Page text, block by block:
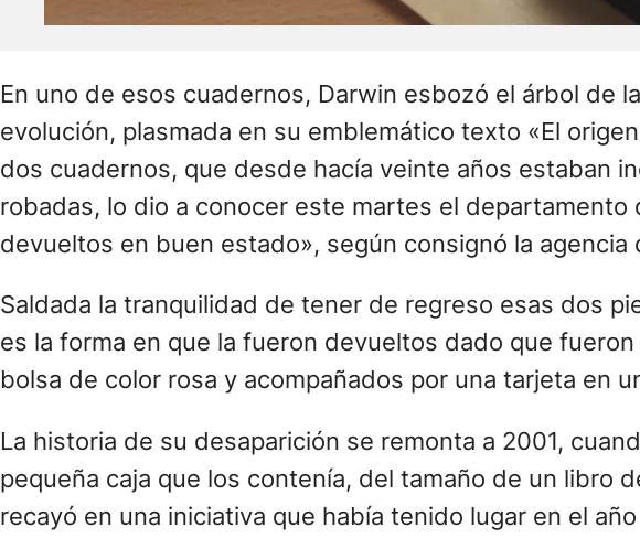
En uno de esos cuadernos, Darwin esbozó el árbol de
evolución, plasmada en su emblemático texto «El
dos cuadernos, que desde hacía veinte años estaban
robadas, lo dio a conocer este martes el
devueltos en buen estado», según consignó la agencia
Saldada la tranquilidad de tener de regreso esas dos
es la forma en que la fueron devueltos dado que
bolsa de color rosa y acompañados por una tarjeta en
La historia de su desaparición se remonta a 2001,
pequeña caja que los contenía, del tamaño de un libro
recayó en una iniciativa que había tenido lugar en el